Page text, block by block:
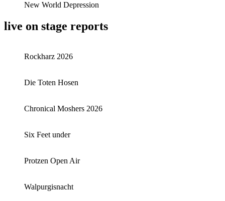
New World Depression
live on stage reports
Rockharz 2026
Die Toten Hosen
Chronical Moshers 2026
Six Feet under
Protzen Open Air
Walpurgisnacht